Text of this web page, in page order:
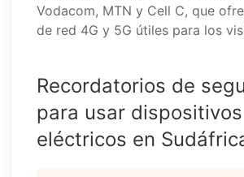
Vodacom, MTN y Cell C, que
de red 4G y 5G útiles para los
Recordatorios de
para usar dispositivos
eléctricos en